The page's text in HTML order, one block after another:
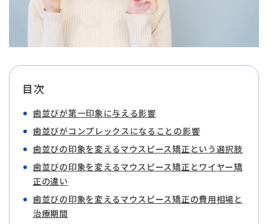
目次
歯並びが第一印象に与える影響
歯並びがコンプレックスになることの影響
歯並びの印象を変えるマウスピース矯正という選択肢
歯並びの印象を変えるマウスピース矯正とワイヤー矯
正の違い
歯並びの印象を変えるマウスピース矯正の費用相場と
治療期間